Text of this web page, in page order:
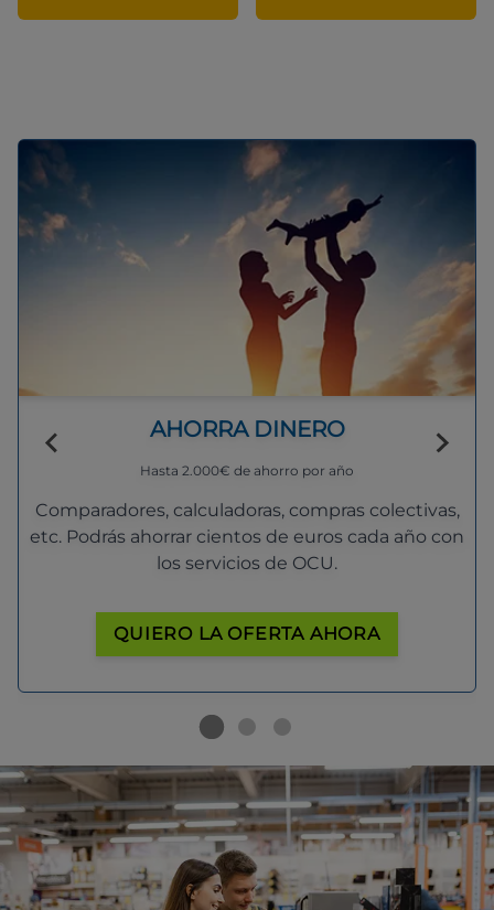
AHORRA DINERO
Hasta 2.000€ de ahorro por año
Comparadores, calculadoras, compras colectivas,
etc. Podrás ahorrar cientos de euros cada año con
los servicios de OCU.
QUIERO LA OFERTA AHORA